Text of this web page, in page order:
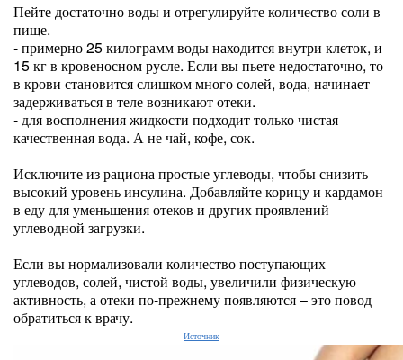
Пейте достаточно воды и отрегулируйте количество соли в
пище.
- примерно 25 килограмм воды находится внутри клеток, и
15 кг в кровеносном русле. Если вы пьете недостаточно, то
в крови становится слишком много солей, вода, начинает
задерживаться в теле возникают отеки.
- для восполнения жидкости подходит только чистая
качественная вода. А не чай, кофе, сок.
Исключите из рациона простые углеводы, чтобы снизить
высокий уровень инсулина. Добавляйте корицу и кардамон
в еду для уменьшения отеков и других проявлений
углеводной загрузки.
Если вы нормализовали количество поступающих
углеводов, солей, чистой воды, увеличили физическую
активность, а отеки по-прежнему появляются – это повод
обратиться к врачу.
Источник